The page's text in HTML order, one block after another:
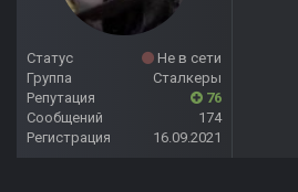
Статус
Не в сети
Группа
Сталкеры
Репутация
76
Сообщений
174
Регистрация
16.09.2021